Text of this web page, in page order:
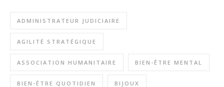
ADMINISTRATEUR JUDICIAIRE
AGILITÉ STRATÉGIQUE
ASSOCIATION HUMANITAIRE BIEN-ÊTRE MENTAL
BIEN-ÊTRE QUOTIDIEN BIJOUX